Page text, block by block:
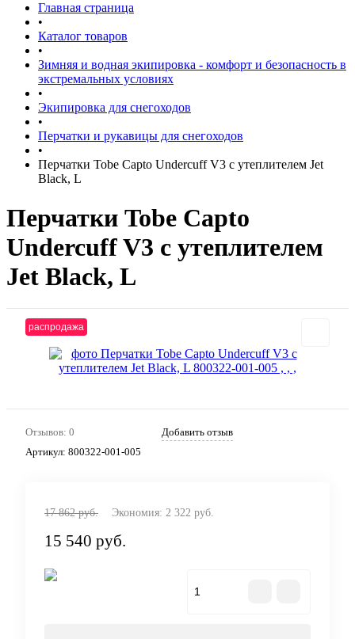
Главная страница
•
Каталог товаров
•
Зимняя и водная экипировка - комфорт и безопасность в
экстремальных условиях
•
Экипировка для снегоходов
•
Перчатки и рукавицы для снегоходов
•
Перчатки Tobe Capto Undercuff V3 с утеплителем Jet
Black, L
Перчатки Tobe Capto
Undercuff V3 с утеплителем
Jet Black, L
распродажа
Отзывов: 0
Добавить отзыв
Артикул: 800322-001-005
17 862 руб. Экономия: 2 322 руб.
15 540 руб.